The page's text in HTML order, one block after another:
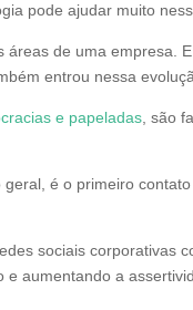
pode ajudar muito
de uma empresa.
entrou nessa
e papeladas, são
é o primeiro
sociais corporativas
aumentando a